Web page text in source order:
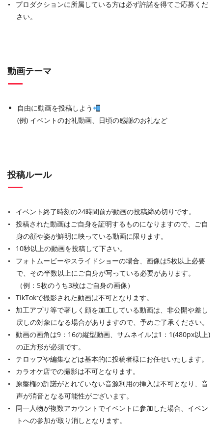
プロダクションに所属している方は必ず許諾を得てご応募くだ
さい。
動画テーマ
自由に動画を投稿しよう
(例) イベントのお礼動画、日頃の感謝のお礼など
投稿ルール
イベント終了時刻の24時間前が動画の投稿締め切りです。
投稿された動画はご自身を証明するものになりますので、ご自
身の顔や姿が鮮明に映っている動画に限ります。
10秒以上の動画を投稿して下さい。
フォトムービーやスライドショーの場合、画像は5枚以上必要
で、その半数以上にご自身が写っている必要があります。
（例：5枚のうち3枚はご自身の画像）
TikTokで撮影された動画は不可となります。
加工アプリ等で著しく顔を加工している動画は、非公開や差し
戻しの対象になる場合がありますので、予めご了承ください。
動画の画角は9：16の縦型動画、サムネイルは1：1(480px以上)
の正方形が必須です。
テロップや編集などは基本的に投稿者様にお任せいたします。
カラオケ店での撮影は不可となります。
原盤権の許諾がとれていない音源利用の挿入は不可となり、音
声が消音となる可能性がございます。
同一人物が複数アカウントでイベントに参加した場合、イベン
トへの参加が取り消しとなります。